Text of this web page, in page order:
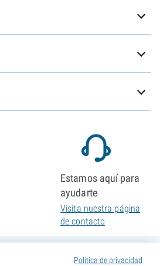
Política de privacidad
Estamos aquí para
ayudarte
Visita nuestra página
de contacto